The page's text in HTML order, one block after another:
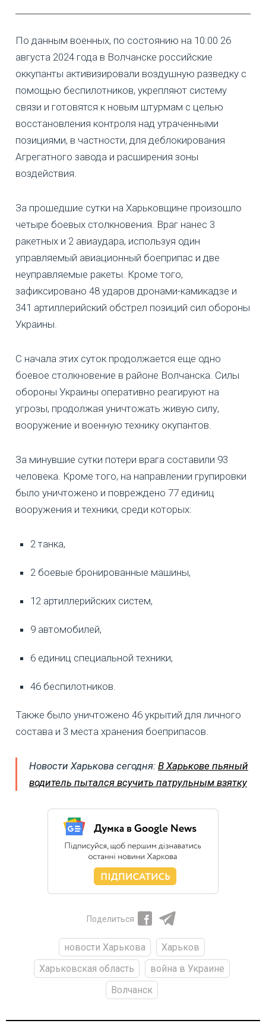
По данным военных, по состоянию на 10:00 26
августа 2024 года в Волчанске российские
оккупанты активизировали воздушную разведку с
помощью беспилотников, укрепляют систему
связи и готовятся к новым штурмам с целью
восстановления контроля над утраченными
позициями, в частности, для деблокирования
Агрегатного завода и расширения зоны
воздействия.
За прошедшие сутки на Харьковщине произошло
четыре боевых столкновения. Враг нанес 3
ракетных и 2 авиаудара, используя один
управляемый авиационный боеприпас и две
неуправляемые ракеты. Кроме того,
зафиксировано 48 ударов дронами-камикадзе и
341 артиллерийский обстрел позиций сил обороны
Украины.
С начала этих суток продолжается еще одно
боевое столкновение в районе Волчанска. Силы
обороны Украины оперативно реагируют на
угрозы, продолжая уничтожать живую силу,
вооружение и военную технику окупантов.
За минувшие сутки потери врага составили 93
человека. Кроме того, на направлении групировки
было уничтожено и повреждено 77 единиц
вооружения и техники, среди которых:
2 танка,
2 боевые бронированные машины,
12 артиллерийских систем,
9 автомобилей,
6 единиц специальной техники,
46 беспилотников.
Также было уничтожено 46 укрытий для личного
состава и 3 места хранения боеприпасов.
Новости Харькова сегодня: В Харькове пьяный
водитель пытался всучить патрульным взятку
Поделиться
новости Харькова
Харьков
Харьковская область
война в Украине
Волчанск